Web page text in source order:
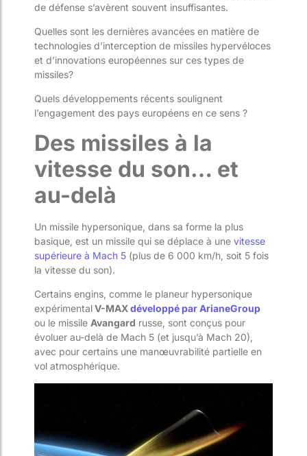
de défense s’avèrent souvent insuffisantes.
Quelles sont les dernières avancées en matière de
technologies d’interception de missiles hypervéloces
et d’innovations européennes sur ces types de
missiles?
Quels développements récents soulignent
l’engagement des pays européens en ce sens ?
​​Des missiles à la
vitesse du son… et
au-delà
Un missile hypersonique, dans sa forme la plus
basique, est un missile qui se déplace à une vitesse
supérieure à Mach 5 (plus de 6 000 km/h, soit 5 fois
la vitesse du son).
Certains engins, comme le planeur hypersonique
expérimentalV-MAXdéveloppé par ArianeGroup
ou le missile Avangard russe, sont conçus pour
évoluer au-delà de Mach 5 (et jusqu’à Mach 20),
avec pour certains une manœuvrabilité partielle en
vol atmosphérique.